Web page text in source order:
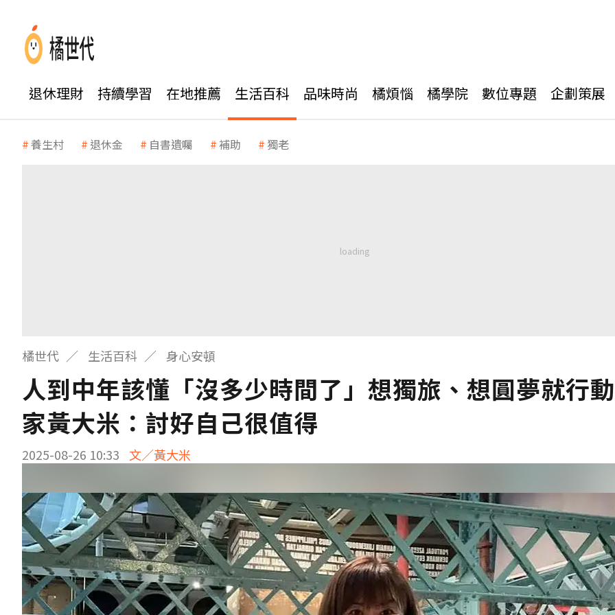
退休理財 持續學習 在地推薦 生活百科 品味時尚 橘煩惱 橘學院 數位專題 企劃策展
養生村 退休金 自書遺囑 補助 獨老
橘世代 生活百科 身心安頓
人到中年該懂「沒多少時間了」想獨旅、想圓夢就行
家黃大米：討好自己很值得
2025-08-26 10:33 文／黃大米